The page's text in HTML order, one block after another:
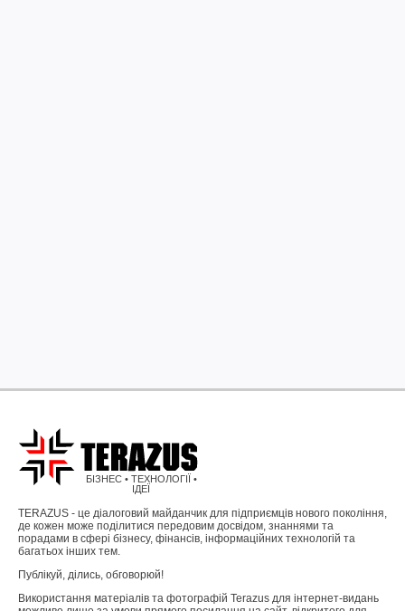
БІЗНЕС • ТЕХНОЛОГІЇ •
ІДЕЇ
TERAZUS - це діалоговий майданчик для підприємців нового покоління,
де кожен може поділитися передовим досвідом, знаннями та
порадами в сфері бізнесу, фінансів, інформаційних технологій та
багатьох інших тем.
Публікуй, ділись, обговорюй!
Використання матеріалів та фотографій Terazus для інтернет-видань